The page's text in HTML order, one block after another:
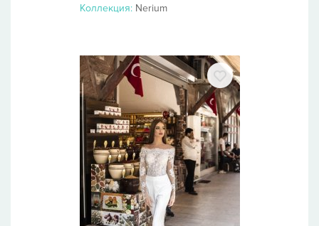
Коллекция: Nerium